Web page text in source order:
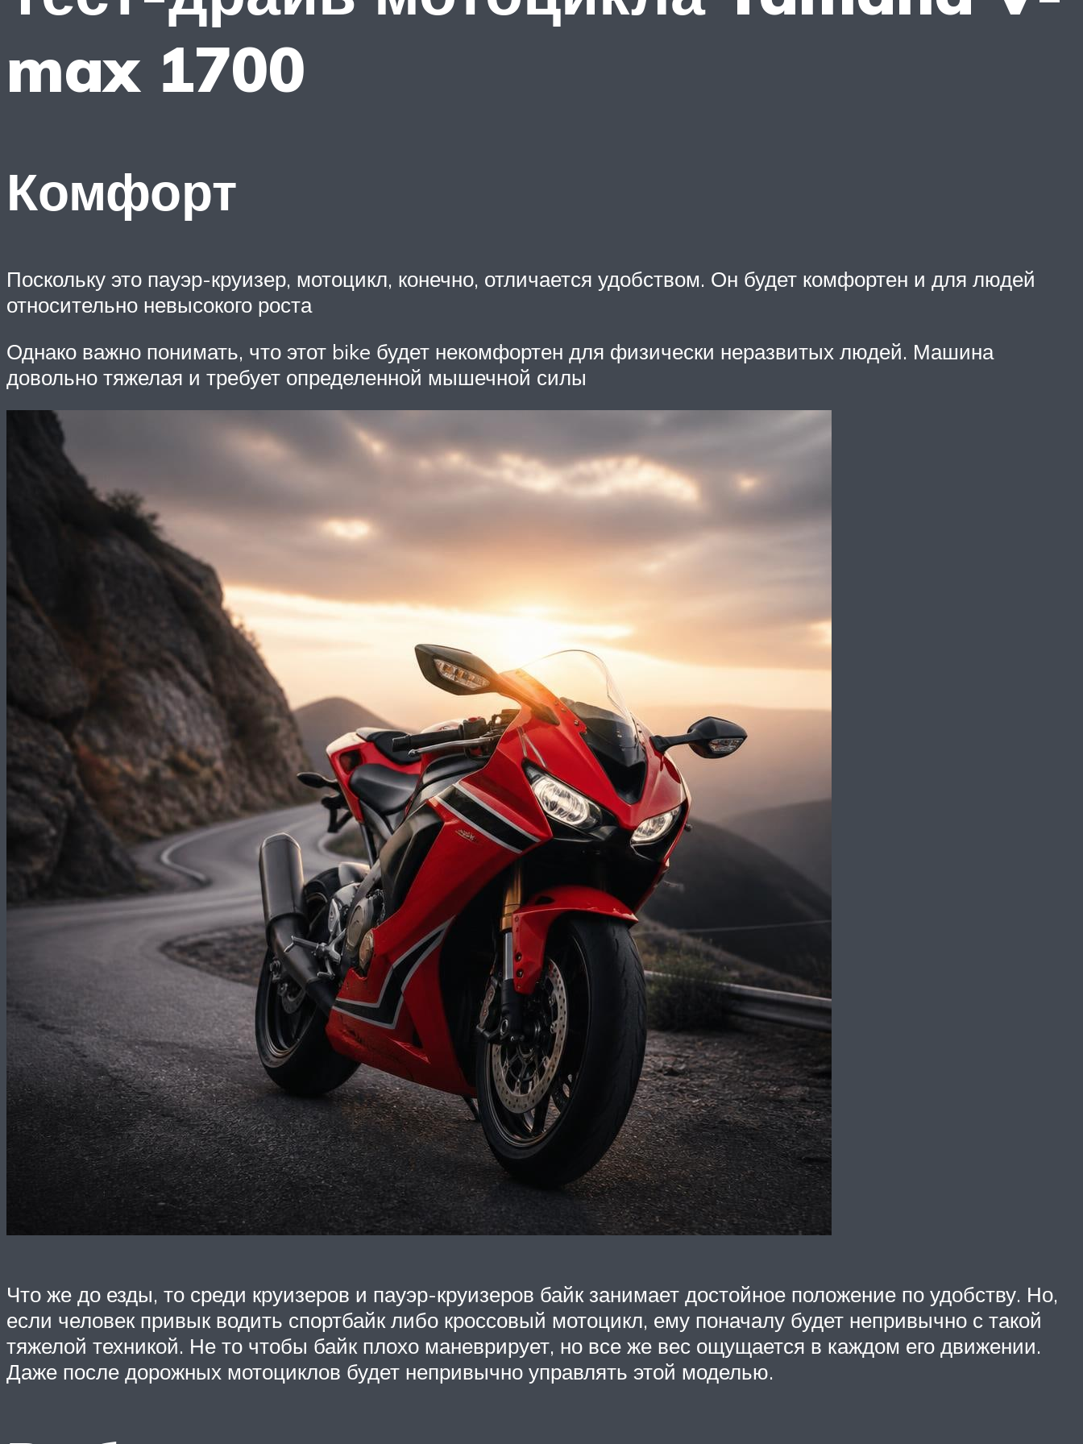
max 1700
Комфорт
Поскольку это пауэр-круизер, мотоцикл, конечно, отличается удобством. Он будет комфортен и для людей
относительно невысокого роста
Однако важно понимать, что этот bike будет некомфортен для физически неразвитых людей. Машина
довольно тяжелая и требует определенной мышечной силы
Что же до езды, то среди круизеров и пауэр-круизеров байк занимает достойное положение по удобству. Но,
если человек привык водить спортбайк либо кроссовый мотоцикл, ему поначалу будет непривычно с такой
тяжелой техникой. Не то чтобы байк плохо маневрирует, но все же вес ощущается в каждом его движении.
Даже после дорожных мотоциклов будет непривычно управлять этой моделью.